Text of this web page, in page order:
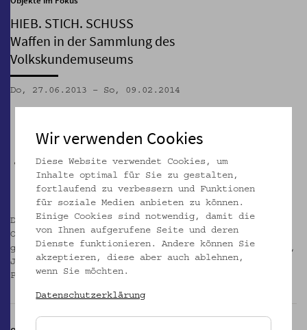
HIEB. STICH. SCHUSS
Waffen in der Sammlung des
Volkskundemuseums
Do, 27.06.2013 – So, 09.02.2014
Das Volkskundemuseum verfügt über einen rund 80
Objekte umfassenden, durch historische Kontingenz
gewachsenen Bestand an Hieb- und Stichwaffen (Säbel,
Jatagane, Dolche) sowie Schusswaffen (Gewehre,
Pistolen, Armbruste).
Wir verwenden Cookies
Diese Website verwendet Cookies, um
Inhalte optimal für Sie zu gestalten,
fortlaufend zu verbessern und Funktionen
für soziale Medien anbieten zu können.
Einige Cookies sind notwendig, damit die
von Ihnen aufgerufene Seite und deren
Dienste funktionieren. Andere können Sie
akzeptieren, diese aber auch ablehnen,
wenn Sie möchten.
Datenschutzerklärung